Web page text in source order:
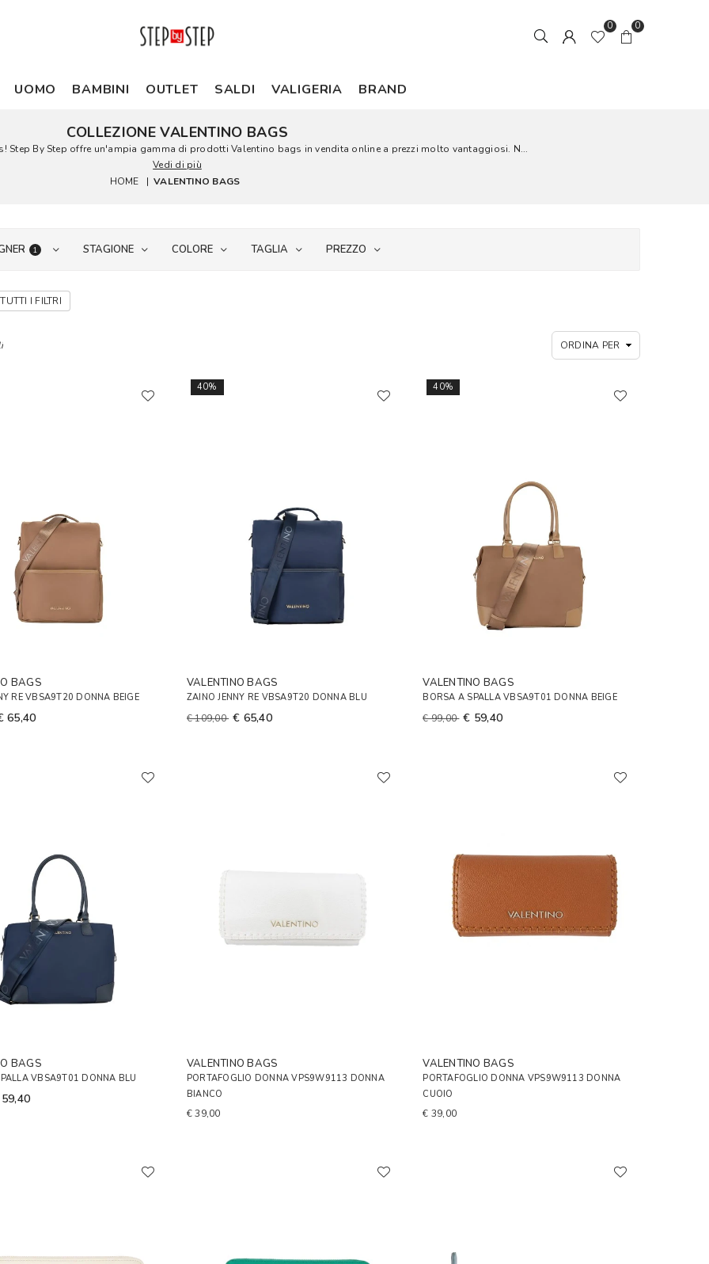
0 0
UOMO BAMBINI OUTLET SALDI VALIGERIA BRAND
COLLEZIONE VALENTINO BAGS
Step By Step offre un'ampia gamma di prodotti Valentino bags in vendita online a prezzi molto vantaggiosi. N...
Vedi di più
HOME
| VALENTINO BAGS
1 STAGIONE COLORE TAGLIA PREZZO
I FILTRI
BAGS
RE VBSA9T20 DONNA BEIGE
65,40
40%
VALENTINO BAGS
ZAINO JENNY RE VBSA9T20 DONNA BLU
€ 109,00 € 65,40
40%
VALENTINO BAGS
BORSA A SPALLA VBSA9T01 DONNA BEIGE
€ 99,00 € 59,40
BAGS
VBSA9T01 DONNA BLU
VALENTINO BAGS
PORTAFOGLIO DONNA VPS9W9113 DONNA
BIANCO
€ 39,00
VALENTINO BAGS
PORTAFOGLIO DONNA VPS9W9113 DONNA
CUOIO
€ 39,00